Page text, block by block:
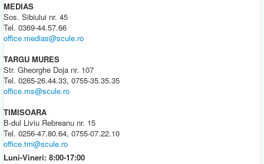
MEDIAS
Sos. Sibiului nr. 45
Tel. 0369-44.57.66
office.medias@scule.ro
TARGU MURES
Str. Gheorghe Doja nr. 107
Tel. 0265-26.44.33, 0755-35.35.35
office.ms@scule.ro
TIMISOARA
B-dul Liviu Rebreanu nr. 15
Tel. 0256-47.80.64, 0755-07.22.10
office.tm@scule.ro
Luni-Vineri: 8:00-17:00